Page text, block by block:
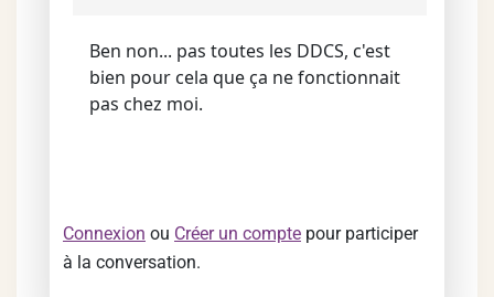
Ben non... pas toutes les DDCS, c'est
bien pour cela que ça ne fonctionnait
pas chez moi.
Connexion ou Créer un compte pour participer
à la conversation.